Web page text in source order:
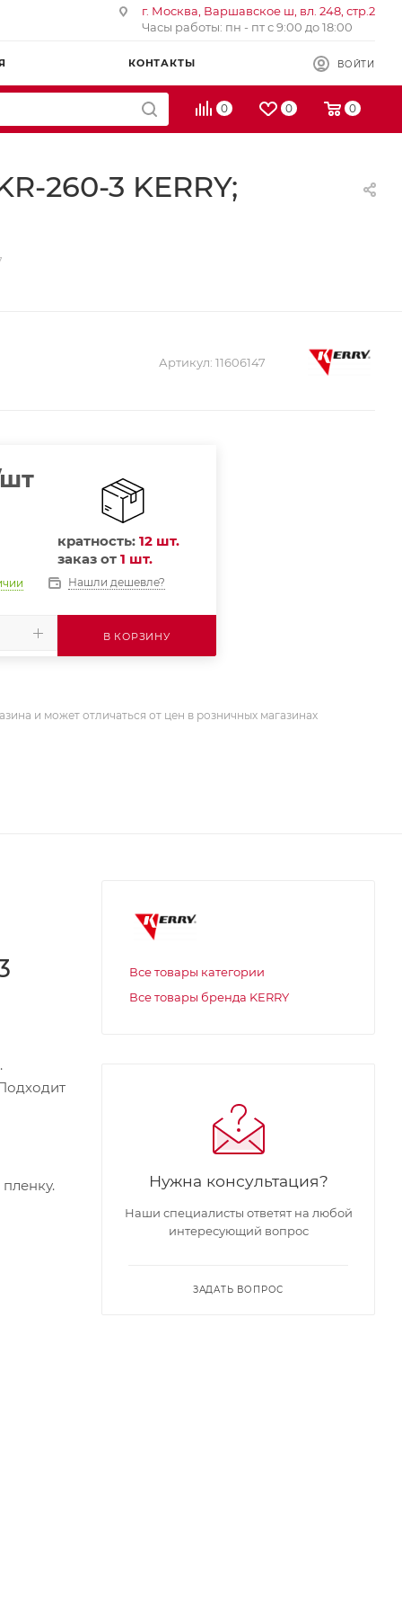
г. Москва, Варшавское ш, вл. 248, стр.2
Часы работы: пн - пт с 9:00 до 18:00
КОНТАКТЫ ВОЙТИ
0 0 0
260-3 KERRY;
Артикул: 11606147
кратность: 12 шт.
заказ от 1 шт.
Нашли дешевле?
В КОРЗИНУ
и может отличаться от цен в розничных магазинах
Все товары категории
Все товары бренда KERRY
Нужна консультация?
Наши специалисты ответят на любой
интересующий вопрос
ЗАДАТЬ ВОПРОС